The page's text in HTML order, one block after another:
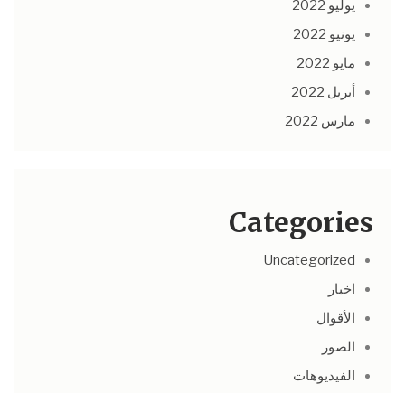
يوليو 2022
يونيو 2022
مايو 2022
أبريل 2022
مارس 2022
Categories
Uncategorized
اخبار
الأقوال
الصور
الفيديوهات